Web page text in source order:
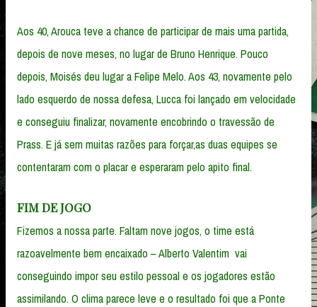
Aos 40, Arouca teve a chance de participar de mais uma partida,
depois de nove meses, no lugar de Bruno Henrique. Pouco
depois, Moisés deu lugar a Felipe Melo. Aos 43, novamente pelo
lado esquerdo de nossa defesa, Lucca foi lançado em velocidade
e conseguiu finalizar, novamente encobrindo o travessão de
Prass. E já sem muitas razões para forçar,as duas equipes se
contentaram com o placar e esperaram pelo apito final.
FIM DE JOGO
Fizemos a nossa parte. Faltam nove jogos, o time está
razoavelmente bem encaixado – Alberto Valentim vai
conseguindo impor seu estilo pessoal e os jogadores estão
assimilando. O clima parece leve e o resultado foi que a Ponte